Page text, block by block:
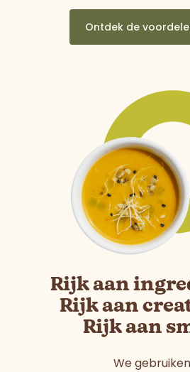
Ontdek de
Rijk aan
Rijk aan
Rijk aan
We